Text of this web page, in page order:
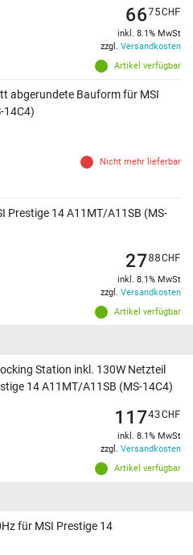
Artikel verfügbar
6675CHF
inkl. 8.1% MwSt
zzgl. Versandkosten
abgerundete Bauform für MSI
14C4)
Nicht mehr lieferbar
Prestige 14 A11MT/A11SB (MS-
Artikel verfügbar
2788CHF
inkl. 8.1% MwSt
zzgl. Versandkosten
Station inkl. 130W Netzteil
14 A11MT/A11SB (MS-14C4)
Artikel verfügbar
11743CHF
inkl. 8.1% MwSt
zzgl. Versandkosten
für MSI Prestige 14